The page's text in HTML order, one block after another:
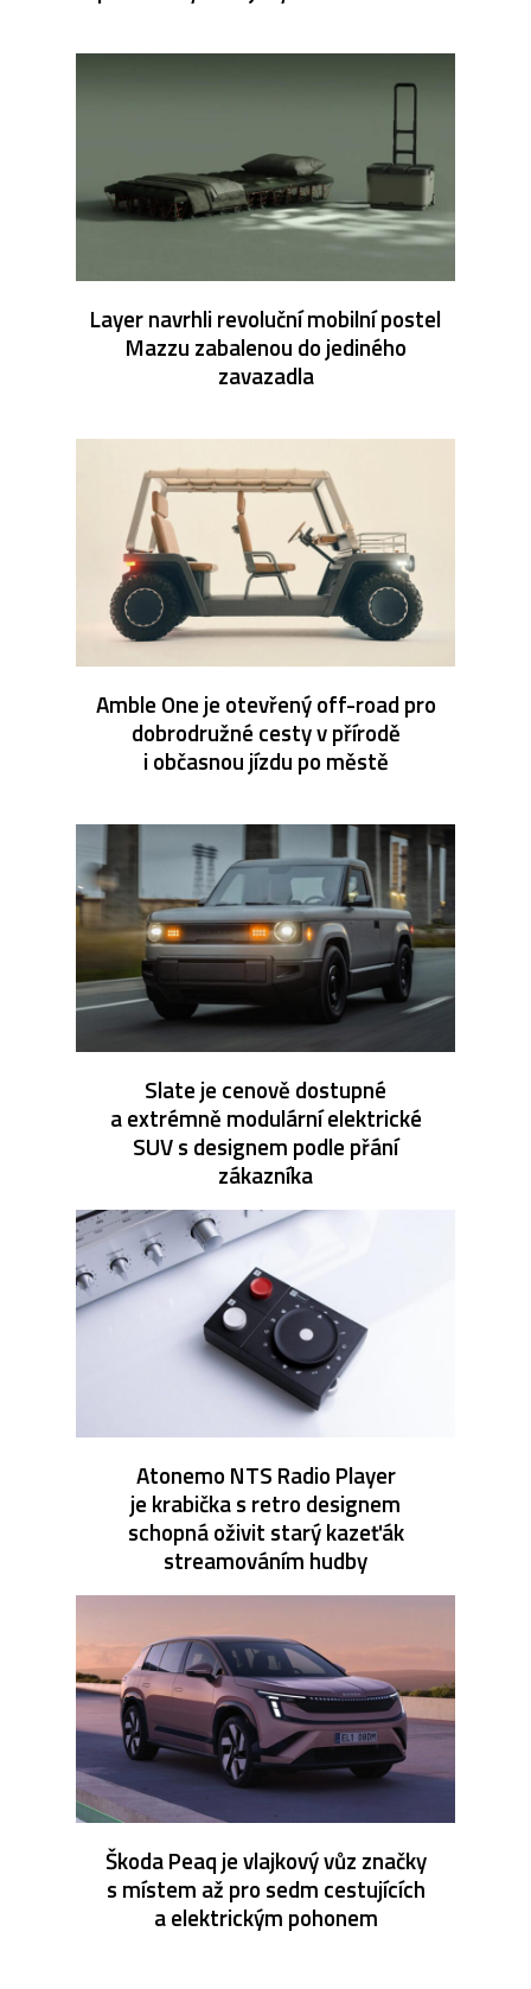
Layer navrhli revoluční mobilní postel
Mazzu zabalenou do jediného
zavazadla
Amble One je otevřený off-road pro
dobrodružné cesty v přírodě
i občasnou jízdu po městě
Slate je cenově dostupné
a extrémně modulární elektrické
SUV s designem podle přání
zákazníka
Atonemo NTS Radio Player
je krabička s retro designem
schopná oživit starý kazeťák
streamováním hudby
Škoda Peaq je vlajkový vůz značky
s místem až pro sedm cestujících
a elektrickým pohonem